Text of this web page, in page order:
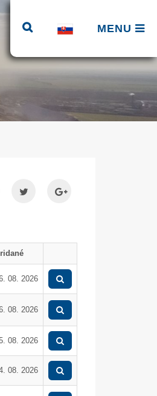
MENU
08. 2026
08. 2026
08. 2026
08. 2026